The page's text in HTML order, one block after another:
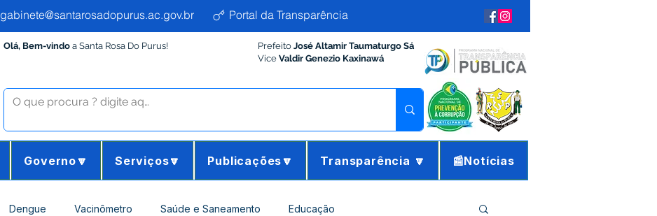
gabinete@santarosadopurus.ac.gov.br Portal da Transparência
Olá, Bem-vindo a Santa Rosa Do Purus! Prefeito José Altamir Taumaturgo Sá
Vice Valdir Genezio Kaxinawá
Governo🔽 Serviços🔽 Publicações🔽 Transparência 🔽 📰Notícias
Dengue Vacinômetro Saúde e Saneamento Educação